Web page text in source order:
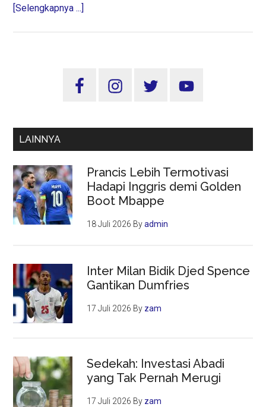
[Selengkapnya ...]
Foreman,
di
Sidebar
LAINNYA
Prancis Lebih Termotivasi
Hadapi Inggris demi Golden
Boot Mbappe
18 Juli 2026 Byadmin
Inter Milan Bidik Djed Spence
Gantikan Dumfries
17 Juli 2026 By zam
Sedekah: Investasi Abadi
yang Tak Pernah Merugi
17 Juli 2026 By zam